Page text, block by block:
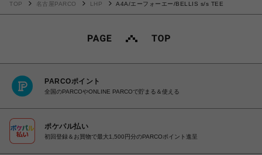
TOP 名古屋PARCO LHP A4A/エーフォーエー/BELLIS s/s TEE
PARCOポイント
全国のPARCOやONLINE PARCOで貯まる＆使える
ポケパル払い
初回登録＆お買物で最大1,500円分のPARCOポイント進呈